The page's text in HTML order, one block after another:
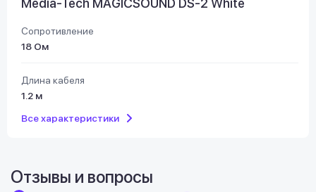
Media-Tech MAGICSOUND DS-2 White
Сопротивление
18 Ом
Длина кабеля
1.2 м
Все характеристики
Отзывы и вопросы